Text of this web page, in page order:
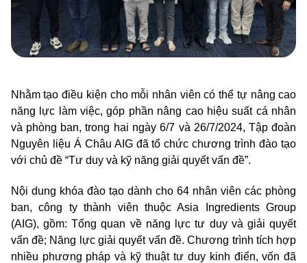
Nhằm tạo điều kiện cho mỗi nhân viên có thể tự nâng cao
năng lực làm việc, góp phần nâng cao hiệu suất cá nhân
và phòng ban, trong hai ngày 6/7 và 26/7/2024,Tập đoàn
Nguyên liệu Á Châu AIGđã tổ chức chương trình đào tạo
với chủ đề “Tư duy và kỹ năng giải quyết vấn đề”.
Nội dung khóa đào tạo dành cho 64 nhân viên các phòng
ban, công ty thành viên thuộc Asia Ingredients Group
(AIG), gồm: Tổng quan về năng lực tư duy và giải quyết
vấn đề; Năng lực giải quyết vấn đề. Chương trình tích hợp
nhiều phương pháp và kỹ thuật tư duy kinh điển, vốn đã